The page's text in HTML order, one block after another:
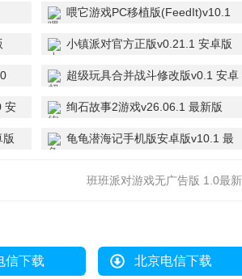
喂它游戏PC移植版(FeedIt)v10.1
小镇派对官方正版v0.21.1 安卓版
超级玩具合并战斗修改版v0.1 安卓
安
绚石故事2游戏v26.06.1 最新版
版
龟龟潜海记手机版安卓版v10.1 最
班班派对游戏无广告版 1.0最
信下载 北京电信下载